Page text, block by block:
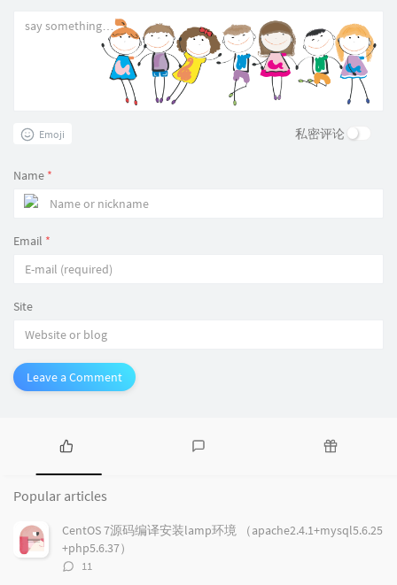
Emoji 私密评论
Name *
Email *
Site
Leave a Comment
P
p
u
a
r
o
Popular articles
CentOS 7源码编译安装lamp环境 （apache2.4.1+mysql5.6.25
+php5.6.37）
评
11